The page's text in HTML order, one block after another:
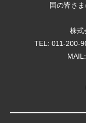
国の皆さ
株式
TEL: 011-200-
MAIL: